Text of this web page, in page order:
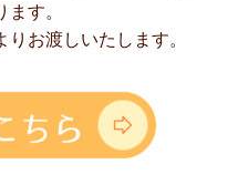
す。
お渡しいたします。